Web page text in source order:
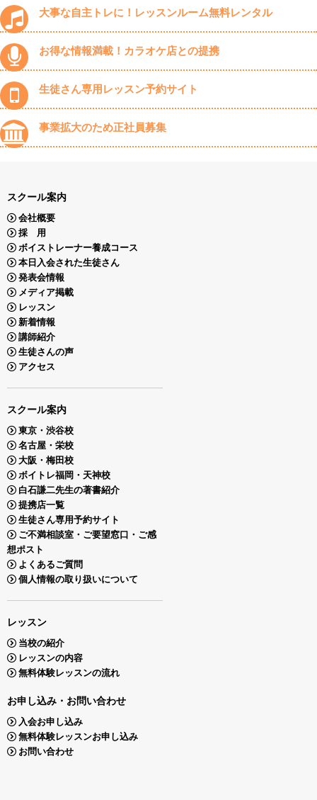
大事な自主トレに！レッスンルーム無料レンタル
お得な情報満載！カラオケ店との提携
生徒さん専用レッスン予約サイト
事業拡大のため正社員募集
スクール案内
会社概要
採 用
ボイストレーナー養成コース
本日入会された生徒さん
発表会情報
メディア掲載
レッスン
新着情報
講師紹介
生徒さんの声
アクセス
スクール案内
東京・渋谷校
名古屋・栄校
大阪・梅田校
ボイトレ福岡・天神校
白石謙二先生の著書紹介
提携店一覧
生徒さん専用予約サイト
ご不満相談室・ご要望窓口・ご感
想ポスト
よくあるご質問
個人情報の取り扱いについて
レッスン
当校の紹介
レッスンの内容
無料体験レッスンの流れ
お申し込み・お問い合わせ
入会お申し込み
無料体験レッスンお申し込み
お問い合わせ